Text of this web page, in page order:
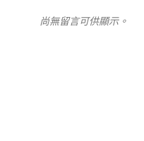
尚無留言可供顯示。